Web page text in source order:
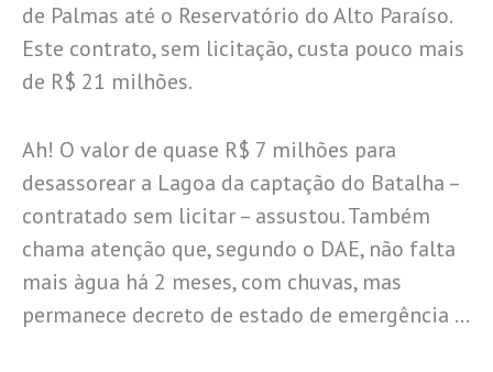
de Palmas até o Reservatório do Alto Paraíso.
Este contrato, sem licitação, custa pouco mais
de R$ 21 milhões.
Ah! O valor de quase R$ 7 milhões para
desassorear a Lagoa da captação do Batalha –
contratado sem licitar – assustou. Também
chama atenção que, segundo o DAE, não falta
mais àgua há 2 meses, com chuvas, mas
permanece decreto de estado de emergência …